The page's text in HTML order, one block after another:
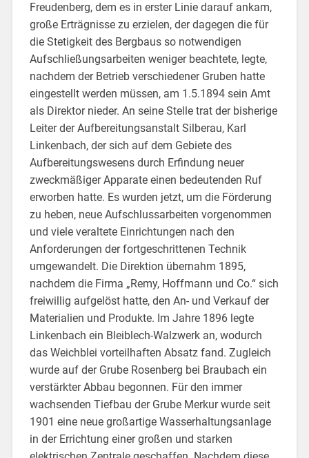
Freudenberg, dem es in erster Linie darauf ankam,
große Erträgnisse zu erzielen, der dagegen die für
die Stetigkeit des Bergbaus so notwendigen
Aufschließungsarbeiten weniger beachtete, legte,
nachdem der Betrieb verschiedener Gruben hatte
eingestellt werden müssen, am 1.5.1894 sein Amt
als Direktor nieder. An seine Stelle trat der bisherige
Leiter der Aufbereitungsanstalt Silberau, Karl
Linkenbach, der sich auf dem Gebiete des
Aufbereitungswesens durch Erfindung neuer
zweckmäßiger Apparate einen bedeutenden Ruf
erworben hatte. Es wurden jetzt, um die Förderung
zu heben, neue Aufschlussarbeiten vorgenommen
und viele veraltete Einrichtungen nach den
Anforderungen der fortgeschrittenen Technik
umgewandelt. Die Direktion übernahm 1895,
nachdem die Firma „Remy, Hoffmann und Co.“ sich
freiwillig aufgelöst hatte, den An- und Verkauf der
Materialien und Produkte. Im Jahre 1896 legte
Linkenbach ein Bleiblech-Walzwerk an, wodurch
das Weichblei vorteilhaften Absatz fand. Zugleich
wurde auf der Grube Rosenberg bei Braubach ein
verstärkter Abbau begonnen. Für den immer
wachsenden Tiefbau der Grube Merkur wurde seit
1901 eine neue großartige Wasserhaltungsanlage
in der Errichtung einer großen und starken